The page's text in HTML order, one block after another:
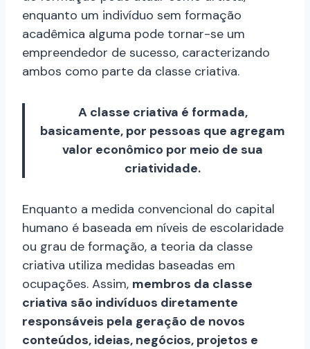
enquanto um indivíduo sem formação
acadêmica alguma pode tornar-se um
empreendedor de sucesso, caracterizando
ambos como parte da classe criativa.
A classe criativa é formada,
basicamente, por pessoas que agregam
valor econômico por meio de sua
criatividade.
Enquanto a medida convencional do capital
humano é baseada em níveis de escolaridade
ou grau de formação, a teoria da classe
criativa utiliza medidas baseadas em
ocupações. Assim, membros da classe
criativa são indivíduos diretamente
responsáveis pela geração de novos
conteúdos, ideias, negócios, projetos e